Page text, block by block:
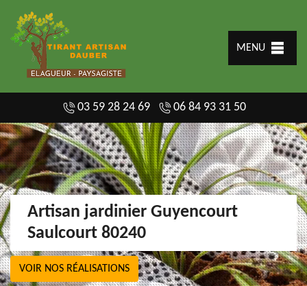
MENU
03 59 28 24 69 06 84 93 31 50
Artisan jardinier Guyencourt
Saulcourt 80240
VOIR NOS RÉALISATIONS